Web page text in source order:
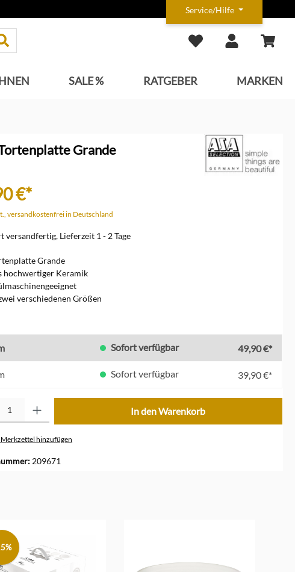
Service/Hilfe
SALE % RATGEBER MARKEN
Grande
€*
versandkostenfrei in Deutschland
versandfertig, Lieferzeit 1 - 2 Tage
Grande
hochwertiger Keramik
verschiedenen Größen
Sofort verfügbar 49,90 €*
Sofort verfügbar 39,90 €*
In den Warenkorb
hinzufügen
209671